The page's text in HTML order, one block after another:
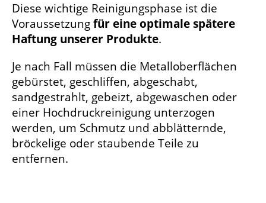
Diese wichtige Reinigungsphase ist die
Voraussetzungfür eine optimale spätere
Haftung unserer Produkte.
Je nach Fall müssen die Metalloberflächen
gebürstet, geschliffen, abgeschabt,
sandgestrahlt, gebeizt, abgewaschen oder
einer Hochdruckreinigung unterzogen
werden, um Schmutz und abblätternde,
bröckelige oder staubende Teile zu
entfernen.